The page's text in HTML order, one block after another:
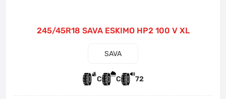
245/45R18 SAVA ESKIMO HP2 100 V XL
SAVA
C C 72